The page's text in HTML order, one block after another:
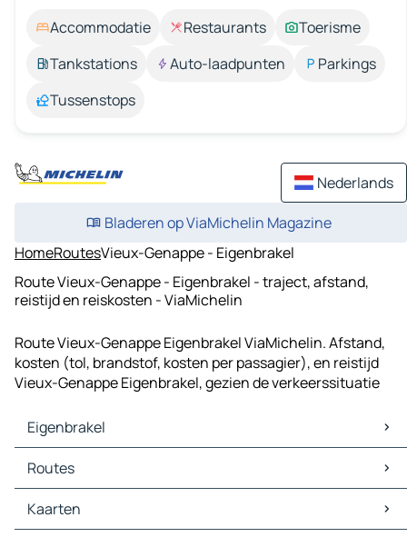
Accommodatie Restaurants
Toerisme
Tankstations
Auto-laadpunten
Parkings
Tussenstops
Nederlands
Bladeren op ViaMichelin Magazine
HomeRoutesVieux-Genappe - Eigenbrakel
Route Vieux-Genappe - Eigenbrakel - traject, afstand,
reistijd en reiskosten - ViaMichelin
Route Vieux-Genappe Eigenbrakel ViaMichelin. Afstand,
kosten (tol, brandstof, kosten per passagier), en reistijd
Vieux-Genappe Eigenbrakel, gezien de verkeerssituatie
Eigenbrakel
Eigenbrakel Kaarten
Eigenbrakel Verkeer
Eigenbrakel Hotels
Eigenbrakel Restaurants
Routes
Routes Eigenbrakel - Brussel
Routes Eigenbrakel - La Louvière
Kaarten